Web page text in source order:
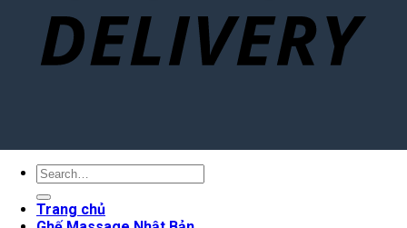
Search
Trang chủ